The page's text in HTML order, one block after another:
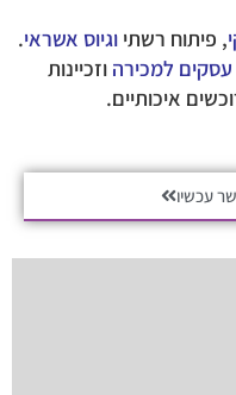
, פיתוח רשתי וגיוס אשראי.
עסקים למכירה וזכיינות
איכותיים.
עכשיו